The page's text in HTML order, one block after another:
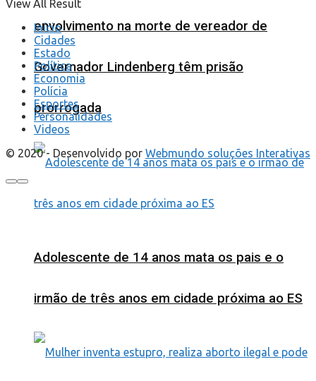
envolvimento na morte de vereador de
Governador Lindenberg têm prisão
prorrogada
Adolescente de 14 anos mata os pais e o
irmão de três anos em cidade próxima ao ES
View All Result
Início
Cidades
Estado
Política
Economia
Polícia
Esportes
Personalidades
Videos
© 2020 - Desenvolvido por Webmundo soluções Interativas